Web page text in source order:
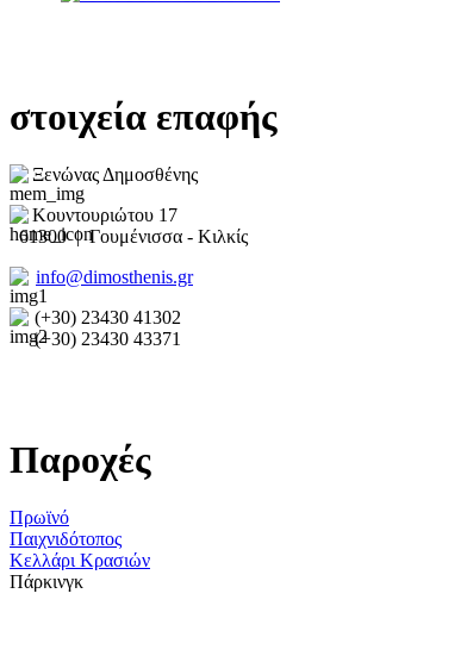
στοιχεία επαφής
Ξενώνας Δημοσθένης
Κουντουριώτου 17
61300 | Γουμένισσα - Κιλκίς
info@dimosthenis.gr
(+30) 23430 41302
(+30) 23430 43371
Παροχές
Πρωϊνό
Παιχνιδότοπος
Κελλάρι Κρασιών
Πάρκινγκ